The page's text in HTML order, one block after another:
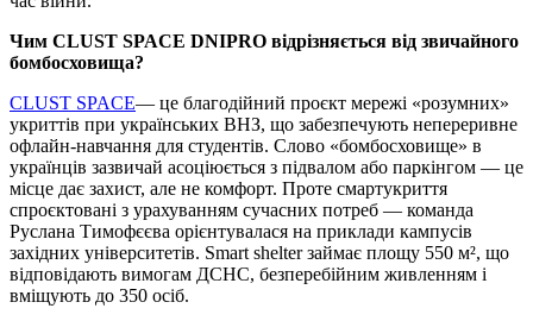
Чим CLUST SPACE DNIPRO відрізняється від звичайного
бомбосховища?
CLUST SPACE— це благодійний проєкт мережі «розумних»
укриттів при українських ВНЗ, що забезпечують непереривне
офлайн-навчання для студентів. Слово «бомбосховище» в
українців зазвичай асоціюється з підвалом або паркінгом — це
місце дає захист, але не комфорт. Проте смартукриття
спроєктовані з урахуванням сучасних потреб — команда
Руслана Тимофєєва орієнтувалася на приклади кампусів
західних університетів. Smart shelter займає площу 550 м², що
відповідають вимогам ДСНС, безперебійним живленням і
вміщують до 350 осіб.